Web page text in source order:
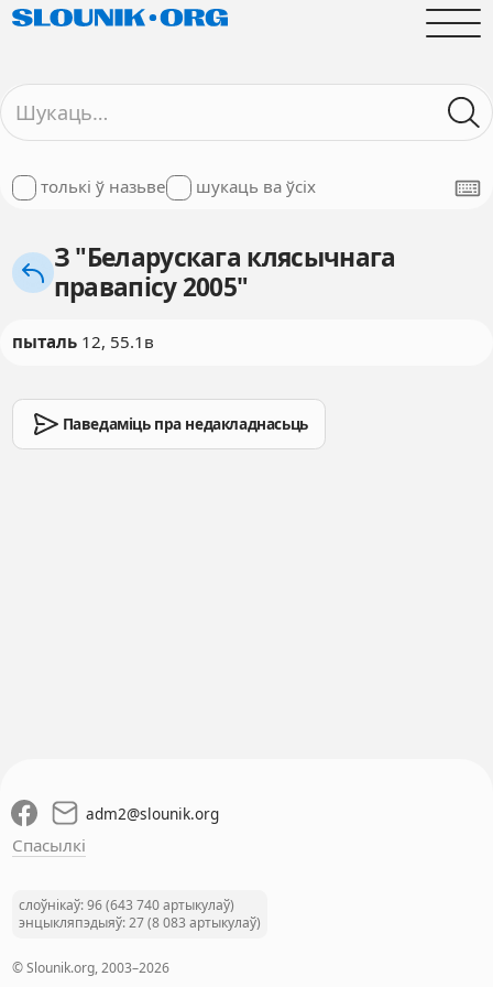
толькі ў назьве шукаць ва ўсіх
З "Беларускага клясычнага
правапісу 2005"
пыталь12, 55.1в
Паведаміць пра недакладнасьць
adm2@slounik.org
Спасылкі
слоўнікаў: 96 (643 740 артыкулаў)
энцыкляпэдыяў: 27 (8 083 артыкулаў)
© Slounik.org, 2003–2026